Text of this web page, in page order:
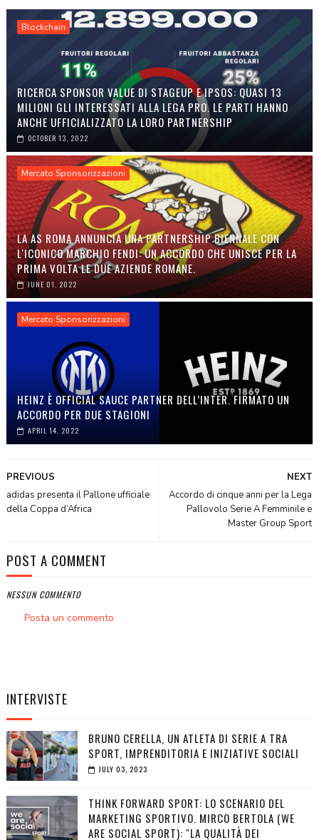
Blockchain
RICERCA SPONSOR VALUE DI STAGEUP E IPSOS: QUASI 13
MILIONI GLI INTERESSATI ALLA LEGA PRO. LE PARTI HANNO
ANCHE UFFICIALIZZATO LA LORO PARTNERSHIP
OCTOBER 13, 2022
Mercato Sponsorizzazioni
LA AS ROMA ANNUNCIA UNA PARTNERSHIP BIENNALE CON
L'ICONICO MARCHIO FENDI: UN ACCORDO CHE UNISCE PER LA
PRIMA VOLTA LE DUE AZIENDE ROMANE.
JUNE 01, 2022
Mercato Sponsorizzazioni
HEINZ È OFFICIAL SAUCE PARTNER DELL’INTER. FIRMATO UN
ACCORDO PER DUE STAGIONI
APRIL 14, 2022
NEXT
Accordo di cinque anni per la Lega
Pallovolo Serie A Femminile e
Master Group Sport
PREVIOUS
adidas presenta il Pallone ufficiale
della Coppa d’Africa
POST A COMMENT
NESSUN COMMENTO
Posta un commento
INTERVISTE
BRUNO CERELLA, UN ATLETA DI SERIE A TRA
SPORT, IMPRENDITORIA E INIZIATIVE SOCIALI
JULY 03, 2023
THINK FORWARD SPORT: LO SCENARIO DEL
MARKETING SPORTIVO. MIRCO BERTOLA (WE
ARE SOCIAL SPORT): "LA QUALITÀ DEI